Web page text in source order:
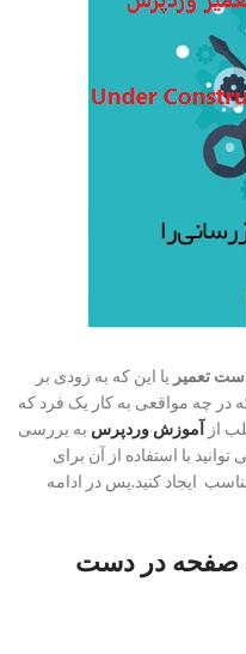
تعمیر یا این که به زودی بر
در چه مواقعی به کار یک فرد که
از آموزش وردپرس به بررسی
با استفاده از آن برای
ایجاد کنید.پس در ادامه
صفحه در دست